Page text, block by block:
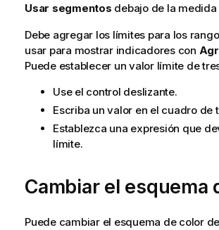
Usar segmentos debajo de la medida
Debe agregar los límites para los
usar para mostrar indicadores con
Puede establecer un valor límite de
Use el control deslizante.
Escriba un valor en el cuadro de
Establezca una expresión que
límite.
Cambiar el esquema
Puede cambiar el esquema de color